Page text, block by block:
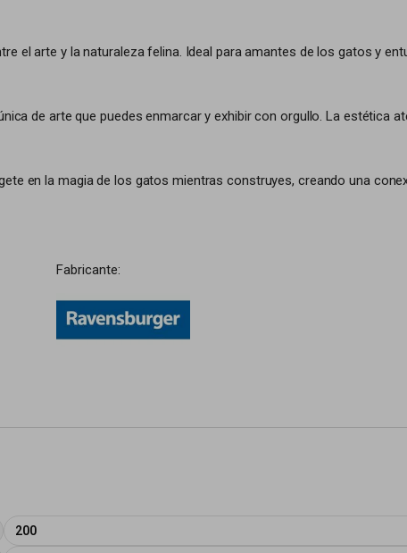
el arte y la naturaleza felina. Ideal para amantes de los gatos y
de arte que puedes enmarcar y exhibir con orgullo. La estética
en la magia de los gatos mientras construyes, creando una
Fabricante:
200